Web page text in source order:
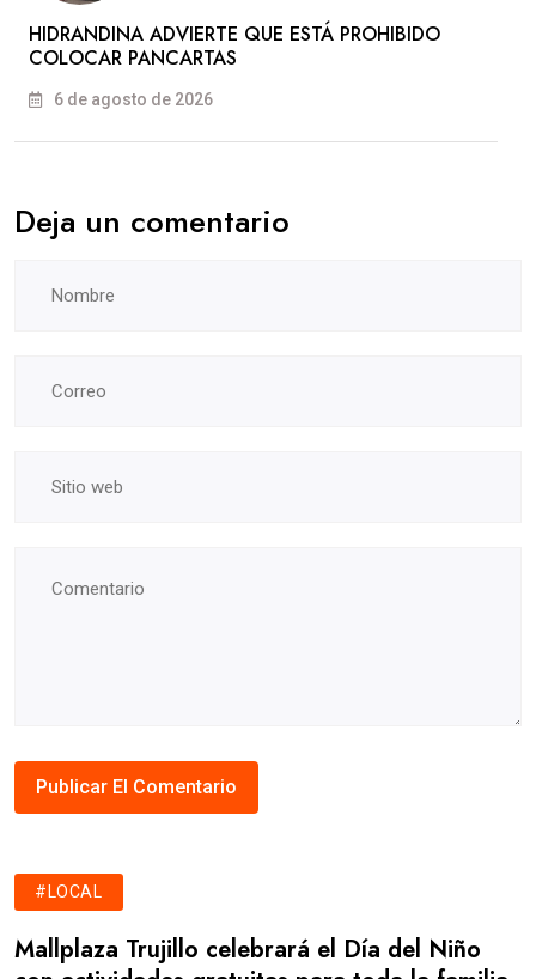
HIDRANDINA ADVIERTE QUE ESTÁ PROHIBIDO
COLOCAR PANCARTAS
6 de agosto de 2026
Deja un comentario
#LOCAL
Mallplaza Trujillo celebrará el Día del Niño